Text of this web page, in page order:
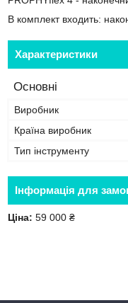
В комплект входить:
Характеристики
Основні
Виробник
Країна виробник
Тип інструменту
Інформація для
Ціна: 59 000 ₴